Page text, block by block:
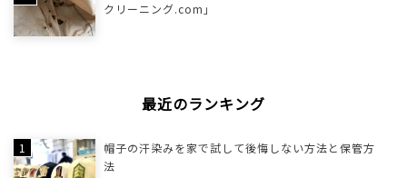
クリーニング.com」
最近のランキング
帽子の汗染みを家で試して後悔しない方法と保管方
法